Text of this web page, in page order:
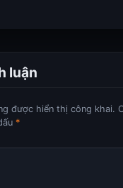
luận
được hiển thị công khai.
*